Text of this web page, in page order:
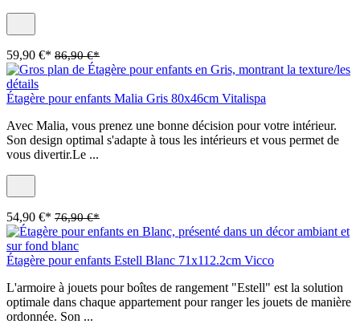
59,90 €* 86,90 €*
Étagère pour enfants Malia Gris 80x46cm Vitalispa
Avec Malia, vous prenez une bonne décision pour votre intérieur.
Son design optimal s'adapte à tous les intérieurs et vous permet de
vous divertir.Le ...
54,90 €* 76,90 €*
Étagère pour enfants Estell Blanc 71x112.2cm Vicco
L'armoire à jouets pour boîtes de rangement "Estell" est la solution
optimale dans chaque appartement pour ranger les jouets de manière
ordonnée. Son ...